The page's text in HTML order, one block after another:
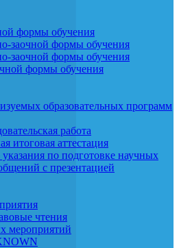
формы обучения
заочной формы обучения
заочной формы обучения
формы обучения
образовательных программ
работа
итоговая аттестация
по подготовке научных
с презентацией
чтения
мероприятий